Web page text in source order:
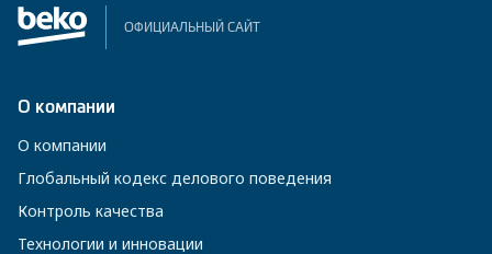
ОФИЦИАЛЬНЫЙ САЙТ
О компании
О компании
Глобальный кодекс делового поведения
Контроль качества
Технологии и инновации